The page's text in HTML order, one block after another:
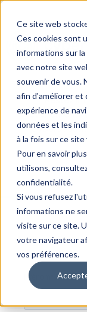
Ce site web
Ces cookies sont
informations sur
avec notre site
souvenir de vous.
afin d'améliorer et
expérience de
données et les
à la fois sur ce
Pour en savoir
utilisons,
confidentialité.
Si vous refusez
informations ne
visite sur ce site.
votre navigateur
vos préférences.
Restez
événements